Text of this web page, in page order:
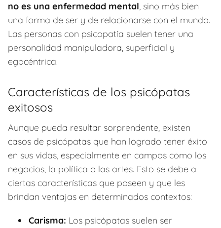
no es una enfermedad mental, sino más bien
una forma de ser y de relacionarse con el mundo.
Las personas con psicopatía suelen tener una
personalidad manipuladora, superficial y
egocéntrica.
Características de los psicópatas
exitosos
Aunque pueda resultar sorprendente, existen
casos de psicópatas que han logrado tener éxito
en sus vidas, especialmente en campos como los
negocios, la política o las artes. Esto se debe a
ciertas características que poseen y que les
brindan ventajas en determinados contextos:
Carisma: Los psicópatas suelen ser